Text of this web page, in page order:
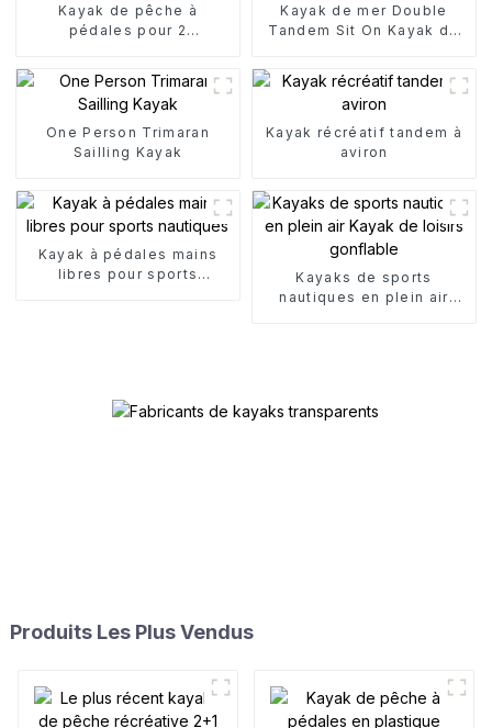
Kayak de pêche à
pédales pour 2
Kayak de mer Double
Tandem Sit On Kayak de
One Person Trimaran
Sailling Kayak
Kayak récréatif tandem à
aviron
Kayak à pédales mains
libres pour sports
Kayaks de sports
nautiques en plein air
Produits Les Plus Vendus